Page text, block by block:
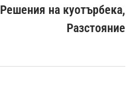
Решения на куотърбека,
Разстояние